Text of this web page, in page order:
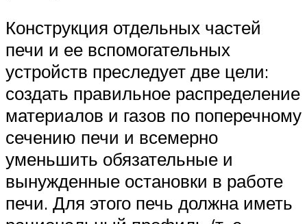
Конструкция отдельных частей
печи и ее вспомогательных
устройств преследует две цели:
создать правильное распределение
материалов и газов по поперечному
сечению печи и всемерно
уменьшить обязательные и
вынужденные остановки в работе
печи. Для этого печь должна иметь